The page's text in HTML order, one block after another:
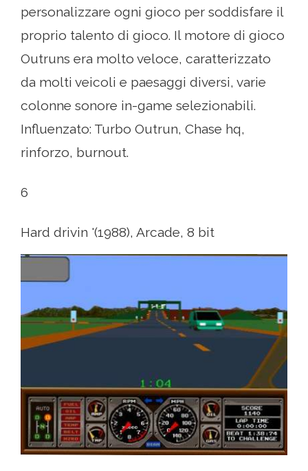
personalizzare ogni gioco per soddisfare il
proprio talento di gioco. Il motore di gioco
Outruns era molto veloce, caratterizzato
da molti veicoli e paesaggi diversi, varie
colonne sonore in-game selezionabili.
Influenzato: Turbo Outrun, Chase hq,
rinforzo, burnout.
6
Hard drivin '(1988), Arcade, 8 bit